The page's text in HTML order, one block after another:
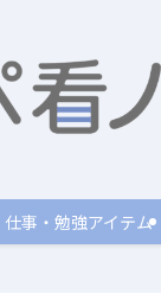
仕事・勉強アイテム